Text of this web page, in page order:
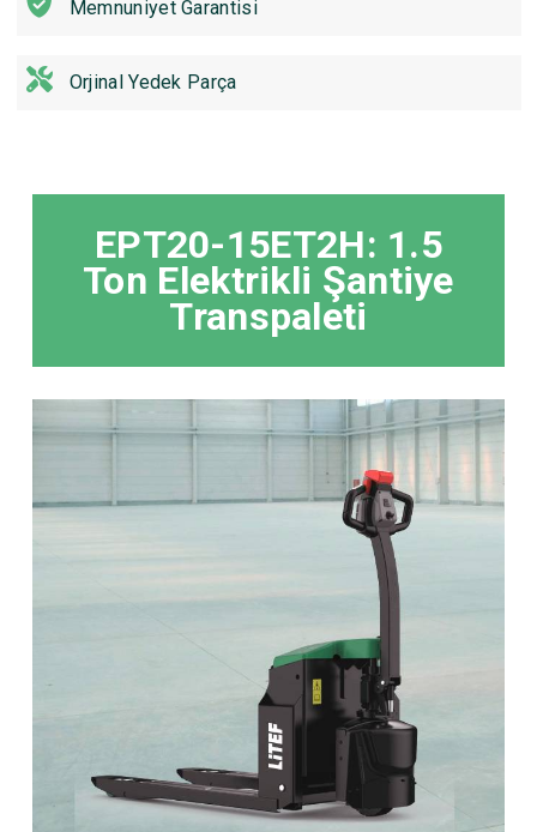
Memnuniyet Garantisi
Orjinal Yedek Parça
EPT20-15ET2H: 1.5
Ton Elektrikli Şantiye
Transpaleti